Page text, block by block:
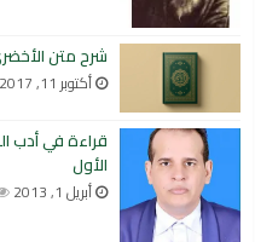
شرح متن
أكتوبر 11, 2017
قراءة في أدب
الأول
أبريل 1, 2013